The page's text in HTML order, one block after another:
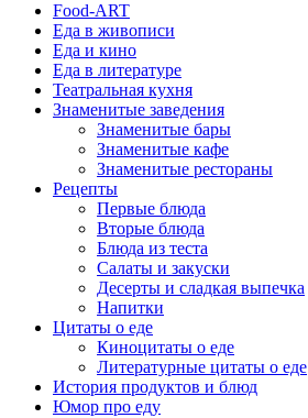
Food-ART
Еда в живописи
Еда и кино
Еда в литературе
Театральная кухня
Знаменитые заведения
Знаменитые бары
Знаменитые кафе
Знаменитые рестораны
Рецепты
Первые блюда
Вторые блюда
Блюда из теста
Салаты и закуски
Десерты и сладкая выпечка
Напитки
Цитаты о еде
Киноцитаты о еде
Литературные цитаты o еде
История продуктов и блюд
Юмор про еду